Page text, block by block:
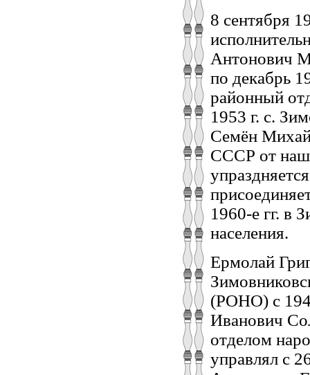
8 сентября
Антонович
по декабрь
районный
1953 г. с.
Семён
СССР от
1960-е гг. в
Ермолай
(РОНО) с
Иванович
отделом
управлял с